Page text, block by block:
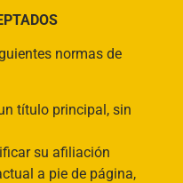
normas de
título principal, sin
su afiliación
a pie de página,